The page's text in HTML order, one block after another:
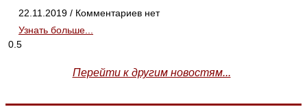
22.11.2019
Комментариев нет
Узнать больше...
Перейти к другим новостям...